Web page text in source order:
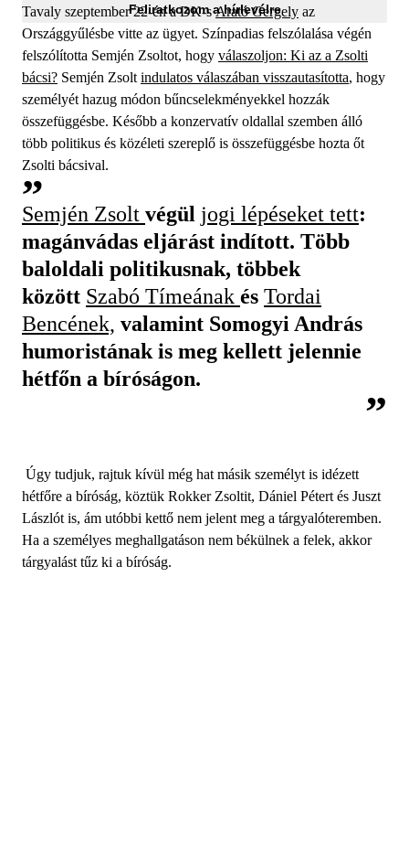
Feliratkozom a hírlevélre
Tavaly szeptember 22-én a DK-sArató Gergely az
Országgyűlésbe vitte az ügyet. Színpadias felszólalása végén
felszólította Semjén Zsoltot, hogy válaszoljon: Ki az a Zsolti
bácsi? Semjén Zsolt indulatos válaszában visszautasította, hogy
személyét hazug módon bűncselekményekkel hozzák
összefüggésbe. Később a konzervatív oldallal szemben álló
több politikus és közéleti szereplő is összefüggésbe hozta őt
Zsolti bácsival.
Semjén Zsolt végül jogi lépéseket tett:
magánvádas eljárást indított. Több
baloldali politikusnak, többek
között Szabó Tímeának és Tordai
Bencének, valamint Somogyi András
humoristának is meg kellett jelennie
hétfőn a bíróságon.
Úgy tudjuk, rajtuk kívül még hat másik személyt is idézett
hétfőre a bíróság, köztük Rokker Zsoltit, Dániel Pétert és Juszt
Lászlót is, ám utóbbi kettő nem jelent meg a tárgyalóteremben.
Ha a személyes meghallgatáson nem békülnek a felek, akkor
tárgyalást tűz ki a bíróság.